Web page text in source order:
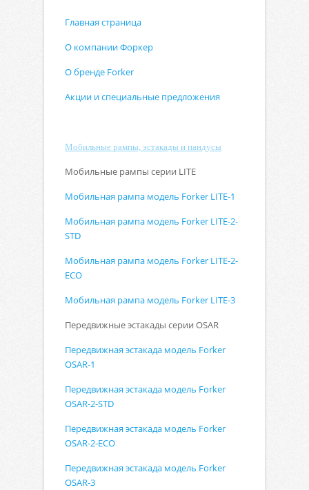
Главная страница
О компании Форкер
О бренде Forker
Акции и специальные предложения
Мобильные рампы, эстакады и пандусы
Мобильные рампы серии LITE
Мобильная рампа модель Forker LITE-1
Мобильная рампа модель Forker LITE-2-
STD
Мобильная рампа модель Forker LITE-2-
ECO
Мобильная рампа модель Forker LITE-3
Передвижные эстакады серии OSAR
Передвижная эстакада модель Forker
OSAR-1
Передвижная эстакада модель Forker
OSAR-2-STD
Передвижная эстакада модель Forker
OSAR-2-ECO
Передвижная эстакада модель Forker
OSAR-3